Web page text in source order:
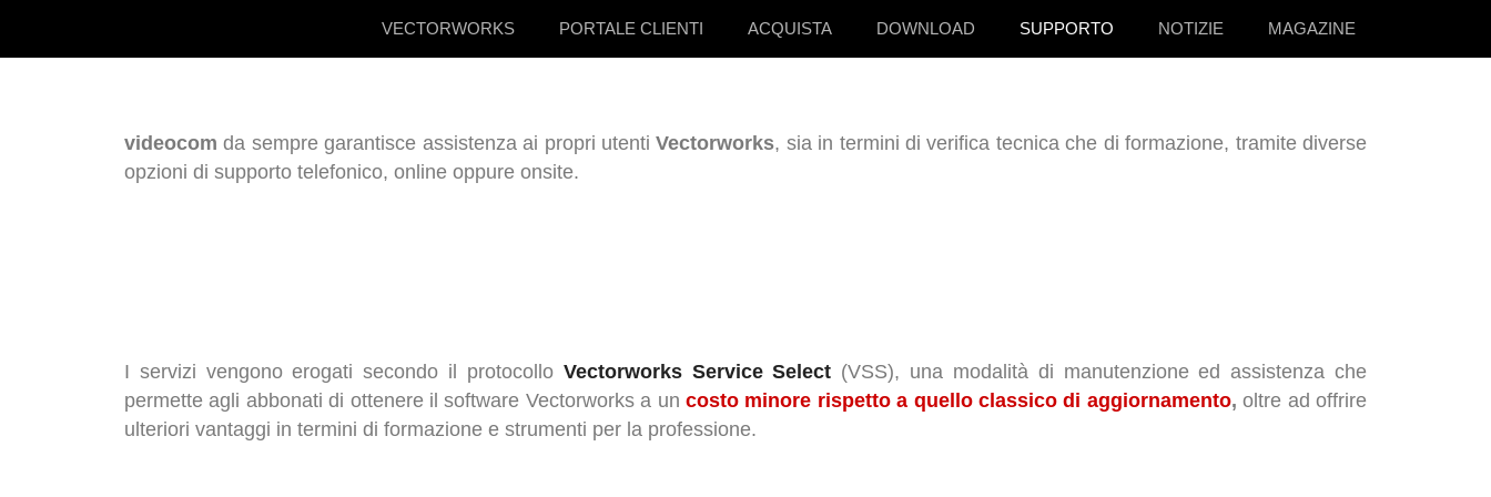
VECTORWORKS PORTALE CLIENTI ACQUISTA DOWNLOAD SUPPORTO NOTIZIE MAGAZINE
videocom da sempre garantisce assistenza ai propri utentiVectorworks, sia in termini di verifica tecnica che di formazione, tramite diverse
opzioni di supporto telefonico, online oppure onsite.
I servizi vengono erogati secondo il protocollo Vectorworks Service Select (VSS), una modalità di manutenzione ed assistenza che
permette agli abbonati di ottenere il software Vectorworks a un costo minore rispetto a quello classico di aggiornamento, oltre ad offrire
ulteriori vantaggi in termini di formazione e strumenti per la professione.